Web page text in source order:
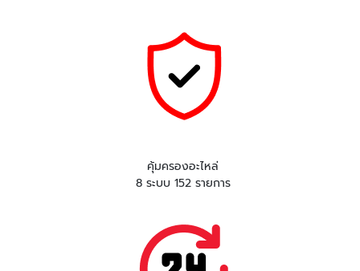
คุ้มครองอะไหล่
8 ระบบ 152 รายการ